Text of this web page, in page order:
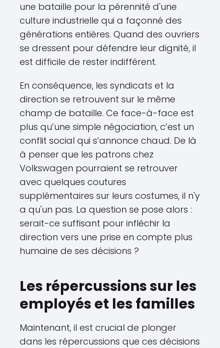
une bataille pour la pérennité d'une
culture industrielle qui a façonné des
générations entières. Quand des ouvriers
se dressent pour défendre leur dignité, il
est difficile de rester indifférent.
En conséquence, les syndicats et la
direction se retrouvent sur le même
champ de bataille. Ce face-à-face est
plus qu’une simple négociation, c’est un
conflit social qui s’annonce chaud. De là
à penser que les patrons chez
Volkswagen pourraient se retrouver
avec quelques coutures
supplémentaires sur leurs costumes, il n'y
a qu'un pas. La question se pose alors :
serait-ce suffisant pour infléchir la
direction vers une prise en compte plus
humaine de ses décisions ?
Les répercussions sur les
employés et les familles
Maintenant, il est crucial de plonger
dans les répercussions que ces décisions